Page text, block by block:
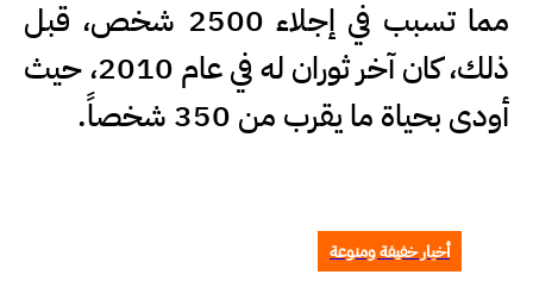
مما تسبب في إجلاء 2500 شخص، قبل
ذلك، كان آخر ثوران له في عام 2010، حيث
أودى بحياة ما يقرب من 350 شخصاً.
أخبار خفيفة ومنوعة